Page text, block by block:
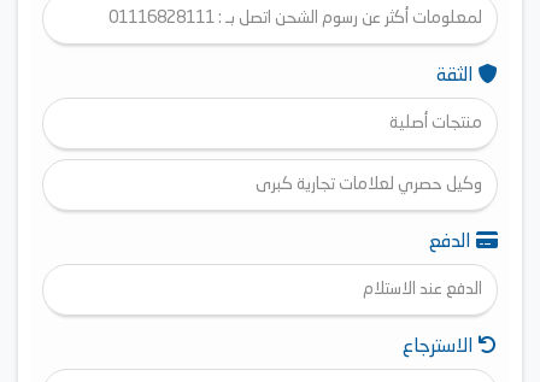
لمعلومات أكثر عن رسوم الشحن اتصل بـ : 01116828111
الثقة
منتجات أصلية
وكيل حصري لعلامات تجارية كبرى
الدفع
الدفع عند الاستلام
الاسترجاع